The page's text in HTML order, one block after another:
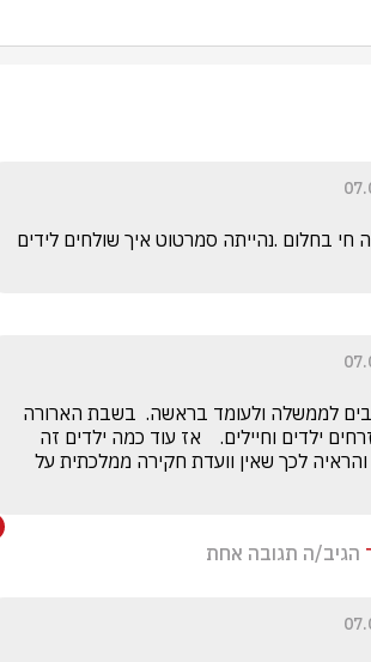
הגיב/ה תגובה אחת